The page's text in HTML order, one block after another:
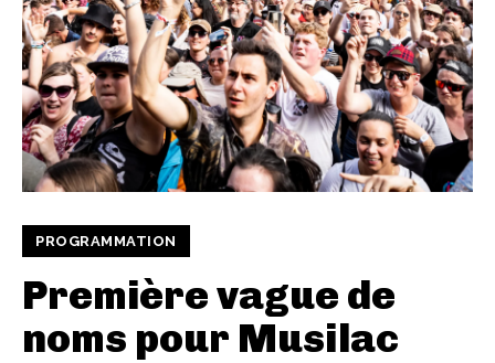
PROGRAMMATION
Première vague de
noms pour Musilac